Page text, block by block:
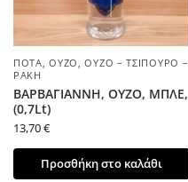
ΠΟΤΆ,ΟΎΖΟ ,ΟΎΖΟ – ΤΣΊΠΟΥΡΟ –
ΡΑΚΉ
ΒΑΡΒΑΓΙΑΝΝΗ, ΟΥΖΟ, ΜΠΛΕ,
(0,7Lt)
13,70€
Προσθήκη στο καλάθι